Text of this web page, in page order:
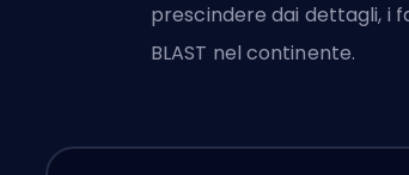
prescindere dai dettagli, i
BLAST nel continente.